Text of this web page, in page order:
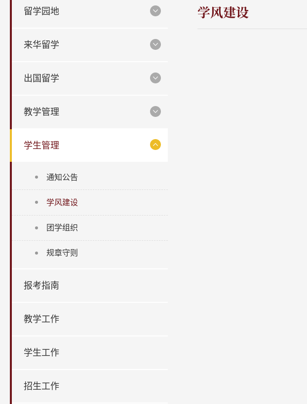
留学园地
来华留学
出国留学
教学管理
学生管理
通知公告
学风建设
团学组织
规章守则
报考指南
教学工作
学生工作
招生工作
学风建设